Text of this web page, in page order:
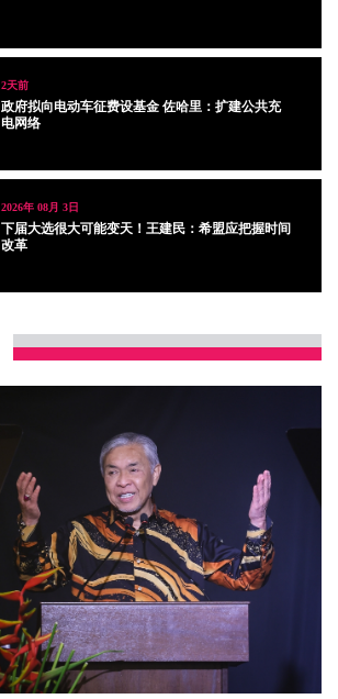
2天前
政府拟向电动车征费设基金 佐哈里：扩建公共充
电网络
2026年 08月 3日
下届大选很大可能变天！王建民：希盟应把握时间
改革